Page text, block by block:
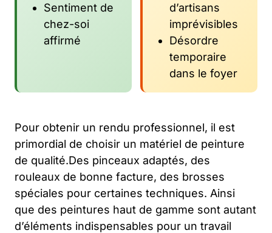
Sentiment de
chez-soi
affirmé
d’artisans
imprévisibles
Désordre
temporaire
dans le foyer
Pour obtenir un rendu professionnel, il est
primordial de choisir un matériel de peinture
de qualité.Des pinceaux adaptés, des
rouleaux de bonne facture, des brosses
spéciales pour certaines techniques. Ainsi
que des peintures haut de gamme sont autant
d’éléments indispensables pour un travail